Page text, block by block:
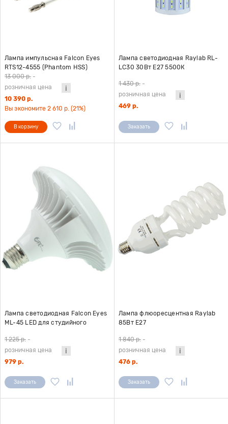
Лампа импульсная Falcon Eyes
RTS12-4555 (Phantom HSS)
13 000 р. -
розничная цена
10 390 р.
Вы экономите 2 610 р. (21%)
В корзину
Лампа светодиодная Raylab RL-
LC30 30Вт E27 5500К
1 430 р. -
розничная цена
469 р.
Заказать
Лампа светодиодная Falcon Eyes
ML-45 LED для студийного
1 225 р. -
розничная цена
979 р.
Заказать
Лампа флюоресцентная Raylab
85Вт E27
1 840 р. -
розничная цена
476 р.
Заказать